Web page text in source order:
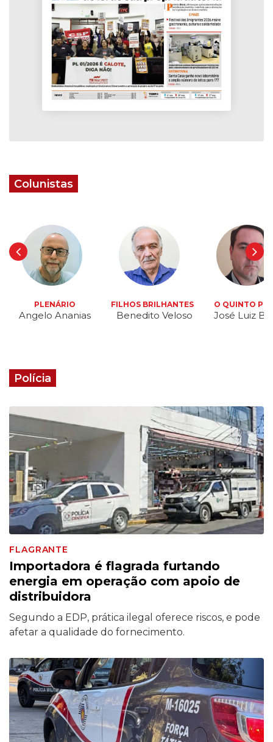
Colunistas
PLENÁRIO
Angelo Ananias
FILHOS BRILHANTES
Benedito Veloso
O QUINTO
José Luiz
Polícia
FLAGRANTE
Importadora é flagrada furtando
energia em operação com apoio de
distribuidora
Segundo a EDP, prática ilegal oferece riscos, e pode
afetar a qualidade do fornecimento.